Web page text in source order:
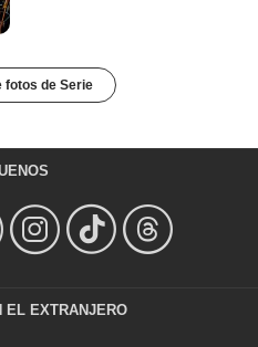
fotos de Serie
EL EXTRANJERO